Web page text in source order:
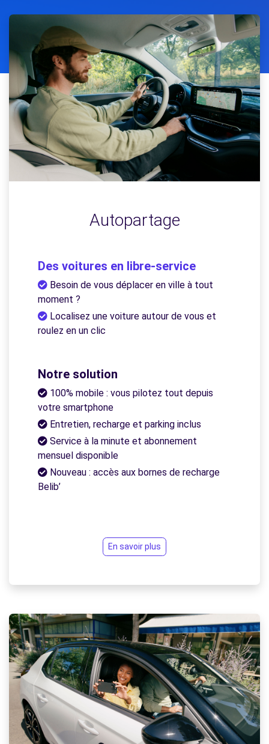
Autopartage
Des voitures en libre-service
Besoin de vous déplacer en ville à tout
moment ?
Localisez une voiture autour de vous et
roulez en un clic
Notre solution
100% mobile : vous pilotez tout depuis
votre smartphone
Entretien, recharge et parking inclus
Service à la minute et abonnement
mensuel disponible
Nouveau : accès aux bornes de recharge
Belib’
En savoir plus